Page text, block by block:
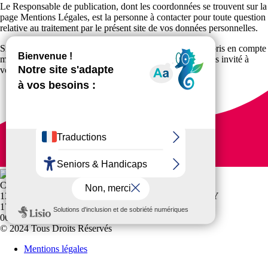
Le Responsable de publication, dont les coordonnées se trouvent sur la
page Mentions Légales, est la personne à contacter pour toute question
relative au traitement par le présent site de vos données personnelles.
Si vous estimez que vos droits ne sont pas correctement pris en compte
malgré vos démarches auprès de ce responsable, vous êtes invité à
vous retourner vers la CNIL, par exemple en cliquant
CD CHARENTE MARITIME SPORTS POUR TOUS
13 RUE DES VALLONS CHEZ MONSIEUR BAUDY
17160 SONNAC
06 17 91 63 05
© 2024 Tous Droits Réservés
Mentions légales